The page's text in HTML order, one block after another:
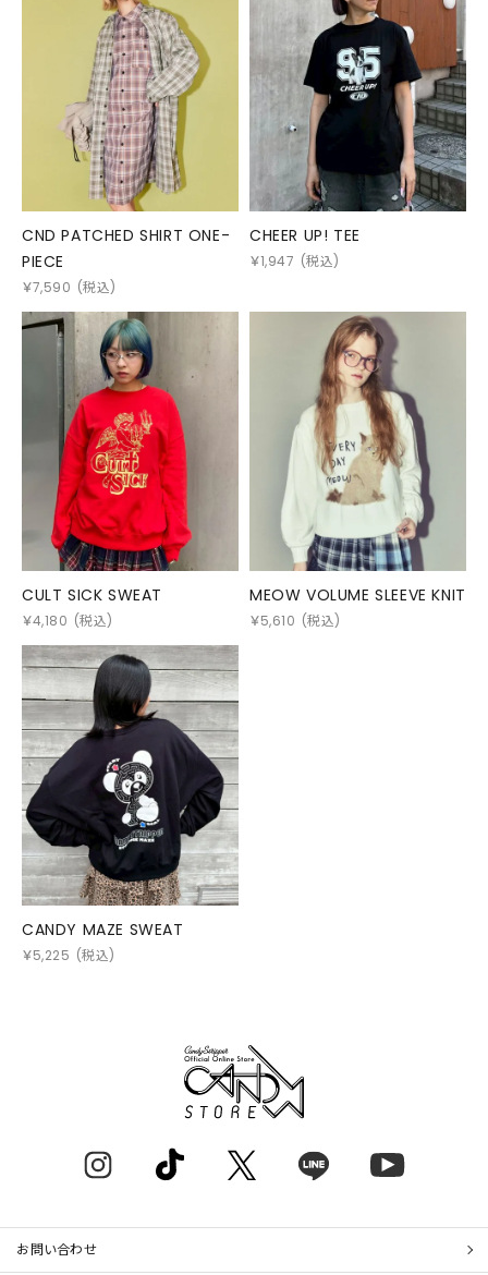
CND PATCHED SHIRT ONE-
PIECE
￥7,590 (税込)
CHEER UP! TEE
￥1,947 (税込)
CULT SICK SWEAT
￥4,180 (税込)
MEOW VOLUME SLEEVE KNIT
￥5,610 (税込)
CANDY MAZE SWEAT
￥5,225 (税込)
お問い合わせ